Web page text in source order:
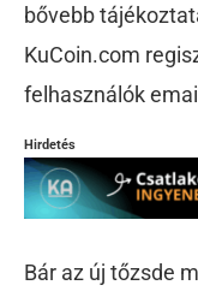
bővebb
KuCoin.com
felhasználók
Hirdetés
Bár az új tőzsde